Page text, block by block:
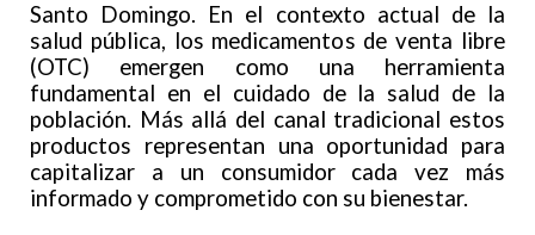
Santo Domingo. En el contexto actual de la
salud pública, los medicamentos de venta libre
(OTC) emergen como una herramienta
fundamental en el cuidado de la salud de la
población. Más allá del canal tradicional estos
productos representan una oportunidad para
capitalizar a un consumidor cada vez más
informado y comprometido con su bienestar.